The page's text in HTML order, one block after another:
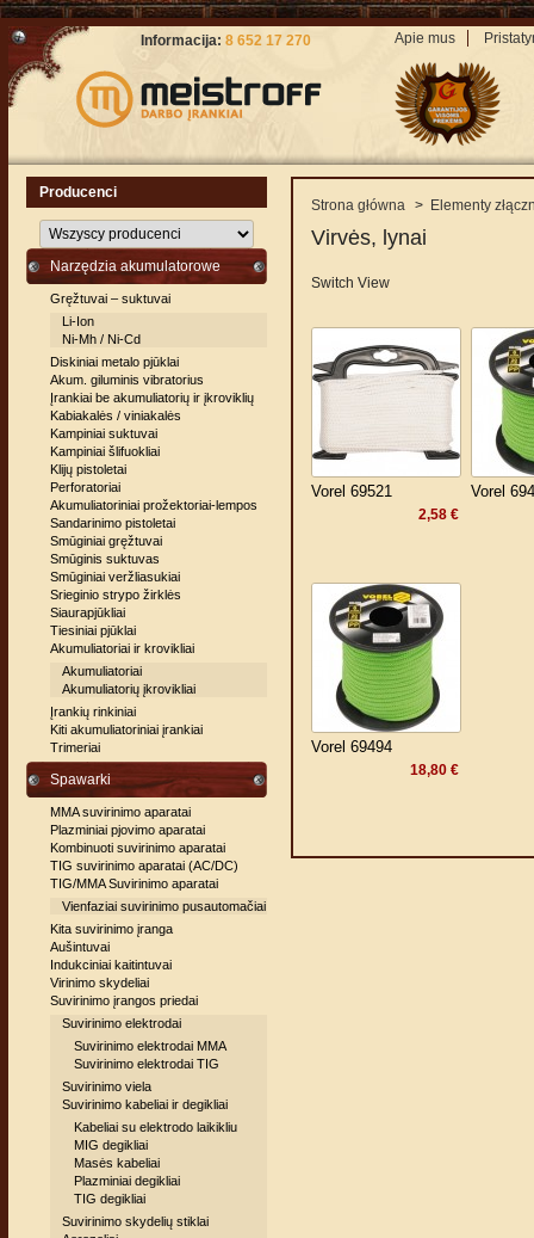
Apie mus
Informacija: 8 652 17 270
Producenci
Narzędzia akumulatorowe
Gręžtuvai – suktuvai
Li-Ion
Ni-Mh / Ni-Cd
Diskiniai metalo pjūklai
Akum. giluminis vibratorius
Įrankiai be akumuliatorių ir įkroviklių
Kabiakalės / viniakalės
Kampiniai suktuvai
Kampiniai šlifuokliai
Klijų pistoletai
Perforatoriai
Akumuliatoriniai prožektoriai-lempos
Sandarinimo pistoletai
Smūginiai gręžtuvai
Smūginis suktuvas
Smūginiai veržliasukiai
Srieginio strypo žirklės
Siaurapjūkliai
Tiesiniai pjūklai
Akumuliatoriai ir krovikliai
Akumuliatoriai
Akumuliatorių įkrovikliai
Įrankių rinkiniai
Kiti akumuliatoriniai įrankiai
Trimeriai
Spawarki
MMA suvirinimo aparatai
Plazminiai pjovimo aparatai
Kombinuoti suvirinimo aparatai
TIG suvirinimo aparatai (AC/DC)
TIG/MMA Suvirinimo aparatai
Vienfaziai suvirinimo pusautomačiai
Kita suvirinimo įranga
Aušintuvai
Indukciniai kaitintuvai
Virinimo skydeliai
Suvirinimo įrangos priedai
Suvirinimo elektrodai
Suvirinimo elektrodai MMA
Suvirinimo elektrodai TIG
Suvirinimo viela
Suvirinimo kabeliai ir degikliai
Kabeliai su elektrodo laikikliu
MIG degikliai
Masės kabeliai
Plazminiai degikliai
TIG degikliai
Suvirinimo skydelių stiklai
Strona główna > Elementy
Virvės, lynai
Switch View
Vorel 69521
2,58 €
Vorel
Vorel 69494
18,80 €